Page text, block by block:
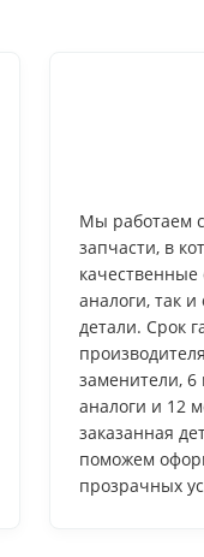
Мы работаем
запчасти, в
аналоги, так
детали. Срок
заменители,
аналоги и 12
заказанная
поможем
прозрачных